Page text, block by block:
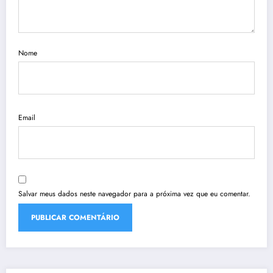
Nome
Email
Salvar meus dados neste navegador para a próxima vez que eu comentar.